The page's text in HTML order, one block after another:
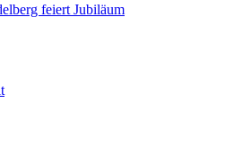
feiert Jubiläum